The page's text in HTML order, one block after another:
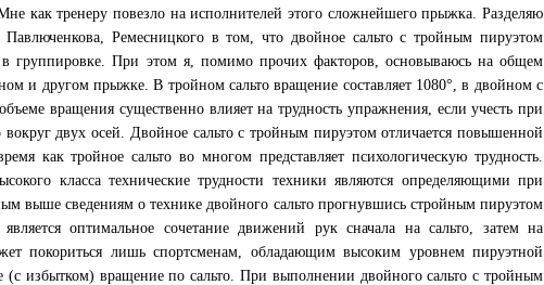
как тренеру повезло на исполнителей этого сложнейшего прыжка. Разделяю
Ремесницкого в том, что двойное сальто с тройным пируэтом
в группировке. При этом я, помимо прочих факторов, основываюсь на общем
и другом прыжке. В тройном сальто вращение составляет 1080°, в двойном с
вращения существенно влияет на трудность упражнения, если учесть при
двух осей. Двойное сальто с тройным пируэтом отличается повышенной
как тройное сальто во многом представляет психологическую трудность.
класса технические трудности техники являются определяющими при
выше сведениям о технике двойного сальто прогнувшись стройным пируэтом
оптимальное сочетание движений рук сначала на сальто, затем на
покориться лишь спортсменам, обладающим высоким уровнем пируэтной
избытком) вращение по сальто. При выполнении двойного сальто с тройным